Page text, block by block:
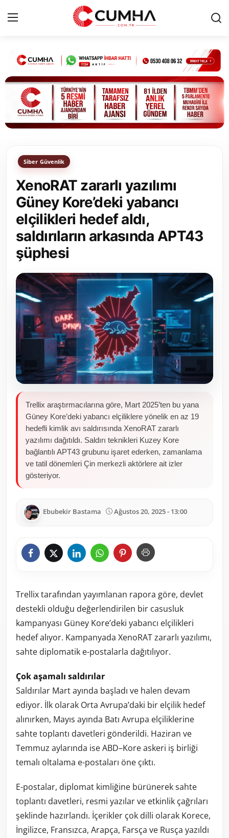
Kurumsal
Cumhurbaşkanlığı
Bakanlıklar
Siyasi Partiler
Yerel Yönetimler
Mülki İdare
Toplum ve Yaşam
Kamu Kurumları ve Üst Kurullar
Resmi Reklamlar
Siber Güvenlik
XenoRAT zararlı yazılımı
Güney Kore’deki yabancı
elçilikleri hedef aldı,
saldırıların arkasında APT43
şüphesi
Trellix araştırmacılarına göre, Mart 2025’ten bu yana
Güney Kore’deki yabancı elçiliklere yönelik en az 19
hedefli kimlik avı saldırısında XenoRAT zararlı
yazılımı dağıtıldı. Saldırı teknikleri Kuzey Kore
bağlantılı APT43 grubunu işaret ederken, zamanlama
ve tatil dönemleri Çin merkezli aktörlere ait izler
gösteriyor.
Ebubekir Bastama Ağustos 20, 2025 - 13:00
Trellix tarafından yayımlanan rapora göre, devlet
destekli olduğu değerlendirilen bir casusluk
kampanyası Güney Kore’deki yabancı elçilikleri
hedef alıyor. Kampanyada XenoRAT zararlı yazılımı,
sahte diplomatik e-postalarla dağıtılıyor.
Çok aşamalı saldırılar
Saldırılar Mart ayında başladı ve halen devam
ediyor. İlk olarak Orta Avrupa’daki bir elçilik hedef
alınırken, Mayıs ayında Batı Avrupa elçiliklerine
sahte toplantı davetleri gönderildi. Haziran ve
Temmuz aylarında ise ABD–Kore askeri iş birliği
temalı oltalama e-postaları öne çıktı.
E-postalar, diplomat kimliğine bürünerek sahte
toplantı davetleri, resmi yazılar ve etkinlik çağrıları
şeklinde hazırlandı. İçerikler çok dilli olarak Korece,
İngilizce, Fransızca, Arapça, Farsça ve Rusça yazıldı